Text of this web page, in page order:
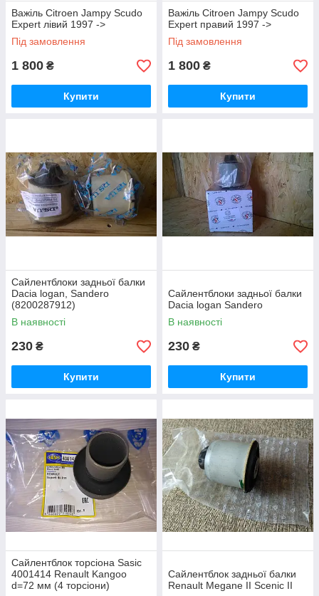
Важіль Citroen Jampy Scudo
Expert лівий 1997 ->
Під замовлення
1 800 ₴
Купити
Важіль Citroen Jampy Scudo
Expert правий 1997 ->
Під замовлення
1 800 ₴
Купити
Сайлентблоки задньої балки
Dacia logan, Sandero
(8200287912)
В наявності
230 ₴
Купити
Сайлентблоки задньої балки
Dacia logan Sandero
В наявності
230 ₴
Купити
Сайлентблок торсіона Sasic
4001414 Renault Kangoo
d=72 мм (4 торсіони)
Сайлентблок задньої балки
Renault Megane II Scenic II